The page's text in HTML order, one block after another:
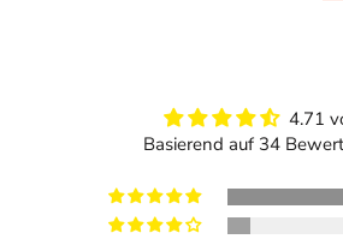
4.71
Basierend auf 34